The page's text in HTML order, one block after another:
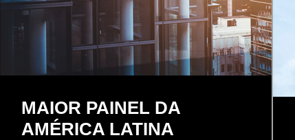
MAIOR PAINEL DA
AMÉRICA LATINA